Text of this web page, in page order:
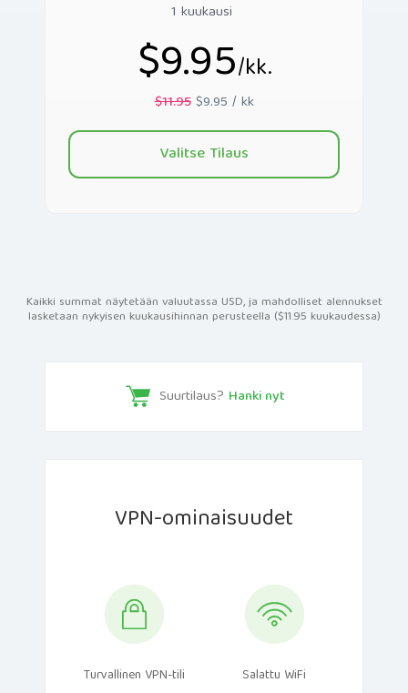
1 kuukausi
$9.95/kk.
$11.95$9.95 / kk
Valitse Tilaus
Kaikki summat näytetään valuutassa USD, ja mahdolliset alennukset
lasketaan nykyisen kuukausihinnan perusteella ($11.95 kuukaudessa)
Suurtilaus? Hanki nyt
VPN-ominaisuudet
Turvallinen VPN-tili Salattu WiFi